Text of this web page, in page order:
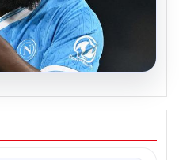
transferini
rüyası